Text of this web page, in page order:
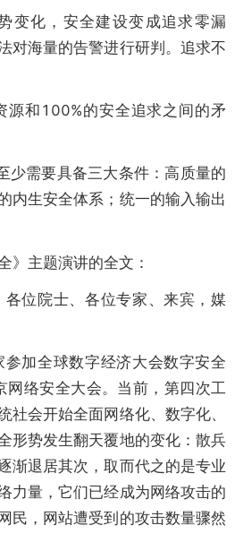
化，安全建设变成追求零漏
对海量的告警进行研判。追求不
和100%的安全追求之间的矛
少需要具备三大条件：高质量的
内生安全体系；统一的输入输出
主题演讲的全文：
位院士、各位专家、来宾，媒
加全球数字经济大会数字安全
络安全大会。当前，第四次工
社会开始全面网络化、数字化、
形势发生翻天覆地的变化：散兵
渐退居其次，取而代之的是专业
力量，它们已经成为网络攻击的
民，网站遭受到的攻击数量骤然